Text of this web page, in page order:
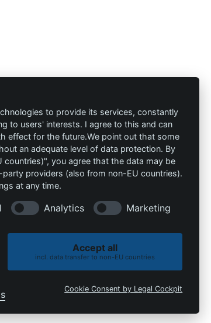
Contacto
info@die-
schutzprofis.de
30179 Hannover
Alemania
to provide its services, constantly
to users' interests. I agree to this and can
effect for the future.We point out that some
an adequate level of data protection. By
you agree that the data may be
providers (also from non-EU countries).
at any time.
Analytics Marketing
Accept all
incl. data transfer to non-EU countries
Cookie Consent by Legal Cockpit